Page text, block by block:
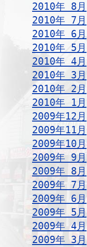
2010年 8月
2010年 7月
2010年 6月
2010年 5月
2010年 4月
2010年 3月
2010年 2月
2010年 1月
2009年12月
2009年11月
2009年10月
2009年 9月
2009年 8月
2009年 7月
2009年 6月
2009年 5月
2009年 4月
2009年 3月